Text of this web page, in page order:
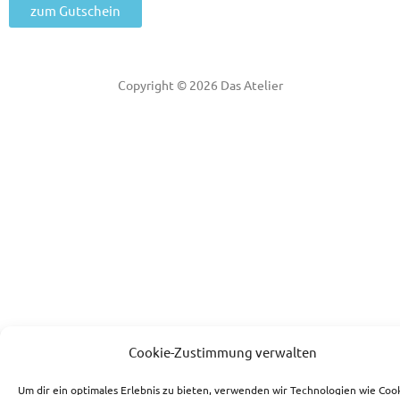
Cookie-Zustimmung verwalten
Um dir ein optimales Erlebnis zu bieten, verwenden wir Technologien wie
zum Gutschein
Copyright © 2026 Das Atelier